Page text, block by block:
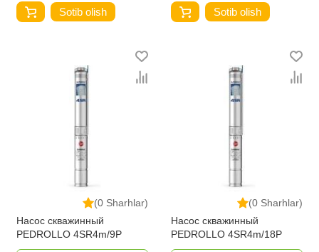
Sotib olish Sotib olish
(0 Sharhlar)
Насос скважинный
PEDROLLO 4SR4m/9P
(0 Sharhlar)
Насос скважинный
PEDROLLO 4SR4m/18P